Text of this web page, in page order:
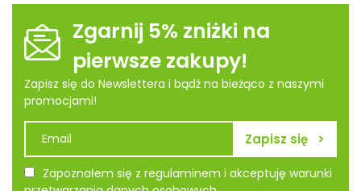
Zgarnij 5% zniżki na
pierwsze zakupy!
Zapisz się do Newslettera i bądź na bieżąco z naszymi
promocjami!
Zapoznałem się z regulaminem i akceptuję warunki